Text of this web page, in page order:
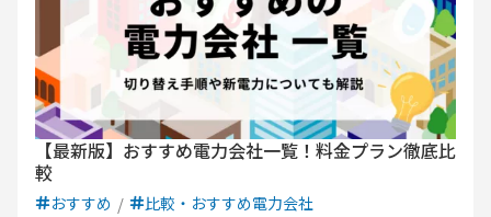
【最新版】おすすめ電力会社一覧！料金プラン徹底比
較
おすすめ 比較・おすすめ電力会社